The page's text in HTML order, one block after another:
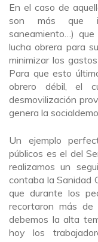
En el caso de
son más que
saneamiento…)
lucha obrera para
minimizar los
Para que esto
obrero débil, el
desmovilización
genera la
Un ejemplo
públicos es el del
realizamos un
contaba la Sanidad
que durante los
recortaron más
debemos la alta
hoy los